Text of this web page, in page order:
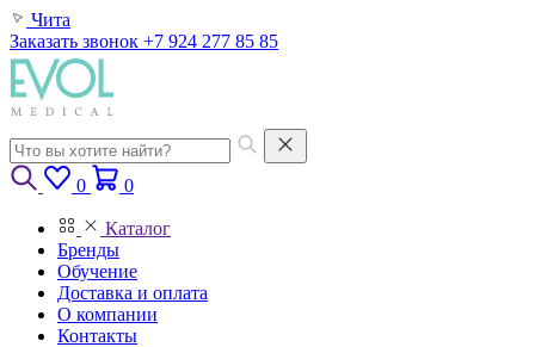
Чита
Заказать звонок +7 924 277 85 85
0 0
Каталог
Бренды
Обучение
Доставка и оплата
О компании
Контакты